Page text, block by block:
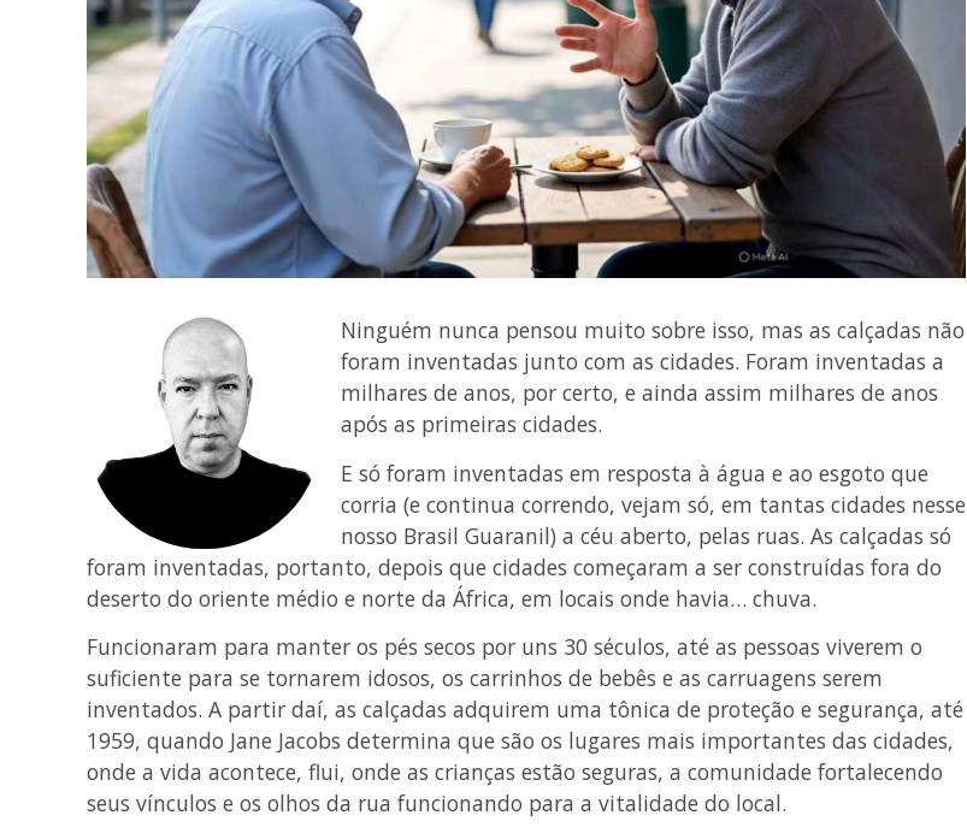
Ninguém nunca pensou muito sobre isso, mas as calçadas não
foram inventadas junto com as cidades. Foram inventadas a
milhares de anos, por certo, e ainda assim milhares de anos
após as primeiras cidades.
E só foram inventadas em resposta à água e ao esgoto que
corria (e continua correndo, vejam só, em tantas cidades nesse
nosso Brasil Guaranil) a céu aberto, pelas ruas. As calçadas só
foram inventadas, portanto, depois que cidades começaram a ser construídas fora do
deserto do oriente médio e norte da África, em locais onde havia… chuva.
Funcionaram para manter os pés secos por uns 30 séculos, até as pessoas viverem o
suficiente para se tornarem idosos, os carrinhos de bebês e as carruagens serem
inventados. A partir daí, as calçadas adquirem uma tônica de proteção e segurança, até
1959, quando Jane Jacobs determina que são os lugares mais importantes das cidades,
onde a vida acontece, flui, onde as crianças estão seguras, a comunidade fortalecendo
seus vínculos e os olhos da rua funcionando para a vitalidade do local.